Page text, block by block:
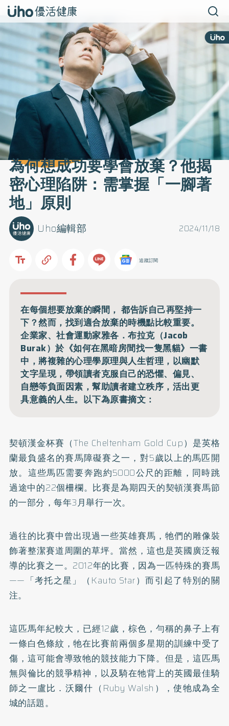
為何想成功要學會放棄？他揭
密心理陷阱：需掌握「一腳著
地」原則
2024/11/18
Uho編輯部
追蹤訂閱
在每個想要放棄的瞬間， 都告訴自己再堅持一
下？然而，找到適合放棄的時機點比較重要。
企業家、社會運動家雅各．布拉克（Jacob
Burak）於《如何在黑暗房間找一隻黑貓》一書
中，將複雜的心理學原理與人生哲理，以幽默
文字呈現，帶領讀者克服自己的恐懼、偏見、
自戀等負面因素，幫助讀者建立秩序，活出更
具意義的人生。以下為原書摘文：
契頓漢金杯賽（The Cheltenham Gold Cup）是英格
蘭最負盛名的賽馬障礙賽之一，對5歲以上的馬匹開
放。這些馬匹需要奔跑約5000公尺的距離，同時跳
過途中的22個柵欄。比賽是為期四天的契頓漢賽馬節
的一部分，每年3月舉行一次。
過往的比賽中曾出現過一些英雄賽馬，牠們的雕像裝
飾著整潔賽道周圍的草坪。當然，這也是英國廣泛報
導的比賽之一。2012年的比賽，因為一匹特殊的賽馬
——「考托之星」（Kauto Star）而引起了特別的關
注。
這匹馬年紀較大，已經12歲，棕色，勻稱的鼻子上有
一條白色條紋，牠在比賽前兩個多星期的訓練中受了
傷，這可能會導致牠的競技能力下降。但是，這匹馬
無與倫比的競爭精神，以及騎在牠背上的英國最佳騎
師之一盧比．沃爾什（Ruby Walsh），使牠成為全
城的話題。